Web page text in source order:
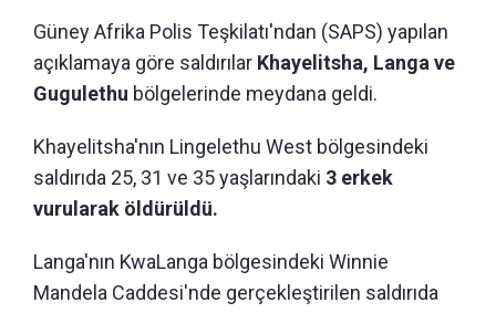
Güney Afrika Polis Teşkilatı'ndan (SAPS) yapılan
açıklamaya göre saldırılar Khayelitsha, Langa ve
Gugulethu bölgelerinde meydana geldi.
Khayelitsha'nın Lingelethu West bölgesindeki
saldırıda 25, 31 ve 35 yaşlarındaki 3 erkek
vurularak öldürüldü.
Langa'nın KwaLanga bölgesindeki Winnie
Mandela Caddesi'nde gerçekleştirilen saldırıda